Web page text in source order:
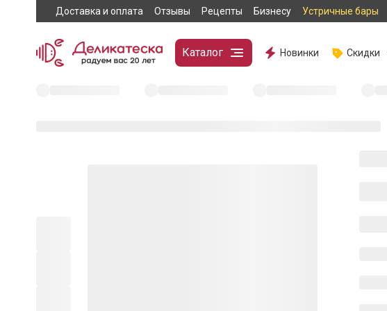
Доставка и оплата Отзывы Рецепты Бизнесу Устричные бары
Каталог Новинки Скидки